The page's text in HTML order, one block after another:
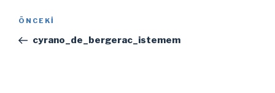
Yazı
Önceki
Yazı
ÖNCEKI
cyrano_de_bergerac_istemem